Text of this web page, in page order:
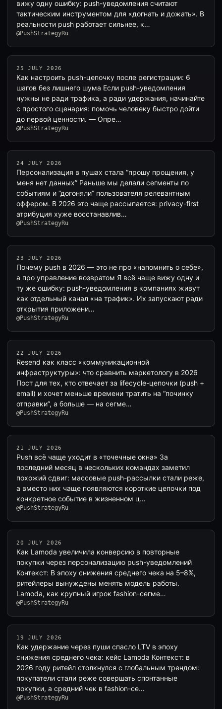
вижу одну ошибку: push-уведомления считают
тактическим инструментом для «догнать и дожать». В
реальности push работает сильнее, к…
@PushStrategyRu
25 JULY 2026
Как настроить push-цепочку после регистрации: 6
шагов без лишнего шума Если push-уведомления
нужны не ради трафика, а ради удержания, начинайте
с простого сценария: помочь человеку быстро дойти
до первой ценности. — Опре…
@PushStrategyRu
24 JULY 2026
Персонализация в пушах стала “прошу прощения, у
меня нет данных” Раньше мы делали сегменты по
событиям и “догоняли” пользователя релевантным
оффером. В 2026 это чаще рассыпается: privacy-first
атрибуция хуже восстанавлив…
@PushStrategyRu
23 JULY 2026
Почему push в 2026 — это не про «напомнить о себе»,
а про управление возвратом Я всё чаще вижу одну и
ту же ошибку: push-уведомления в компаниях живут
как отдельный канал «на трафик». Их запускают ради
открытия приложени…
@PushStrategyRu
22 JULY 2026
Resend как класс «коммуникационной
инфраструктуры»: что сравнить маркетологу в 2026
Пост для тех, кто отвечает за lifecycle-цепочки (push +
email) и хочет меньше времени тратить на “починку
отправки”, а больше — на сегме…
@PushStrategyRu
21 JULY 2026
Push всё чаще уходит в «точечные окна» За
последний месяц в нескольких командах заметил
похожий сдвиг: массовые push-рассылки стали реже,
а вместо них чаще появляются короткие цепочки под
конкретное событие в жизненном ц…
@PushStrategyRu
20 JULY 2026
Как Lamoda увеличила конверсию в повторные
покупки через персонализацию push-уведомлений
Контекст: В эпоху снижения среднего чека на 5–8%,
ритейлеры вынуждены менять модель работы.
Lamoda, как крупный игрок fashion-сегме…
@PushStrategyRu
19 JULY 2026
Как удержание через пуши спасло LTV в эпоху
снижения среднего чека: кейс Lamoda Контекст: в
2026 году ритейл столкнулся с глобальным трендом:
покупатели стали реже совершать спонтанные
покупки, а средний чек в fashion-се…
@PushStrategyRu